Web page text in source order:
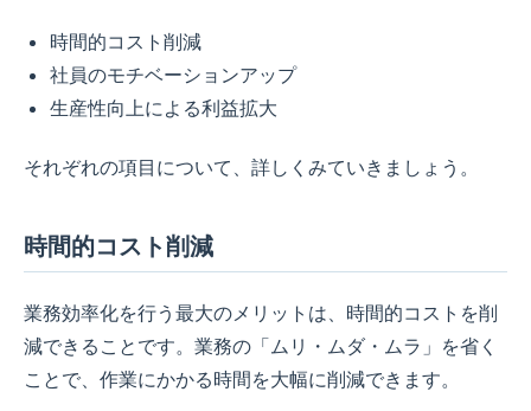
時間的コスト削減
社員のモチベーションアップ
生産性向上による利益拡大
それぞれの項目について、詳しくみていきましょう。
時間的コスト削減
業務効率化を行う最大のメリットは、時間的コストを削
減できることです。業務の「ムリ・ムダ・ムラ」を省く
ことで、作業にかかる時間を大幅に削減できます。